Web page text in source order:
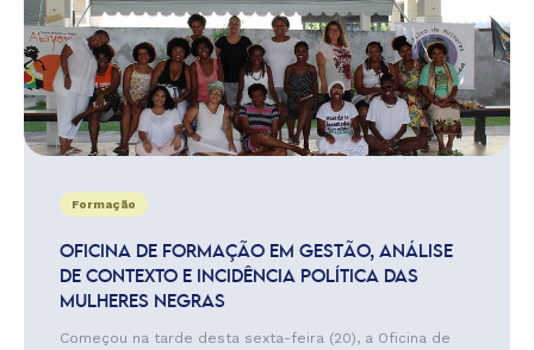
Formação
OFICINA DE FORMAÇÃO EM GESTÃO, ANÁLISE
DE CONTEXTO E INCIDÊNCIA POLÍTICA DAS
MULHERES NEGRAS
Começou na tarde desta sexta-feira (20), a Oficina de